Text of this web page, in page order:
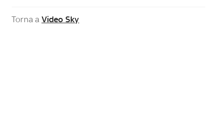
Torna a Video Sky